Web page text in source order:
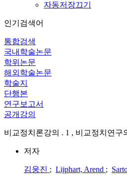
자동저장끄기
인기검색어
통합검색
국내학술논문
학위논문
해외학술논문
학술지
단행본
연구보고서
공개강의
비교정치론강의 . 1 , 비교정치연구
저자
김웅진 ; Lijphart, Arend ;